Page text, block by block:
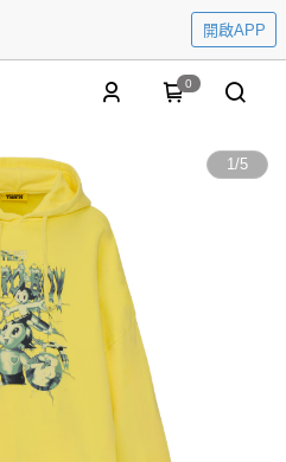
開啟APP
0
1/5